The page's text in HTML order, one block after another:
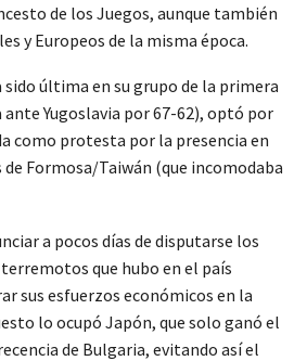
de los Juegos, aunque también
y Europeos de la misma época.
última en su grupo de la primera
Yugoslavia por 67-62), optó por
como protesta por la presencia en
Formosa/Taiwán (que incomodaba
a pocos días de disputarse los
que hubo en el país
sus esfuerzos económicos en la
lo ocupó Japón, que solo ganó el
de Bulgaria, evitando así el